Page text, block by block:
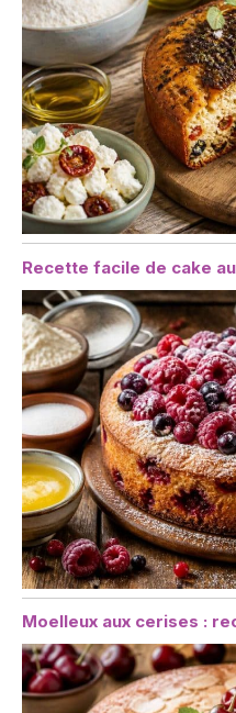
Recette facile de cake
Moelleux aux cerises :